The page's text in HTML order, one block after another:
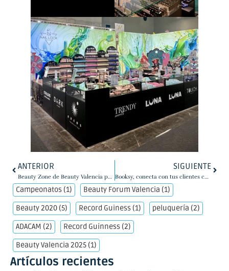
Campeonatos (1) Beauty Forum Valencia (1)
Beauty 2020 (5) Record Guiness (1) peluquería (2)
ADACAM (2) Record Guinness (2)
Beauty Valencia 2025 (1)
ANTERIOR SIGUIENTE
Artículos recientes